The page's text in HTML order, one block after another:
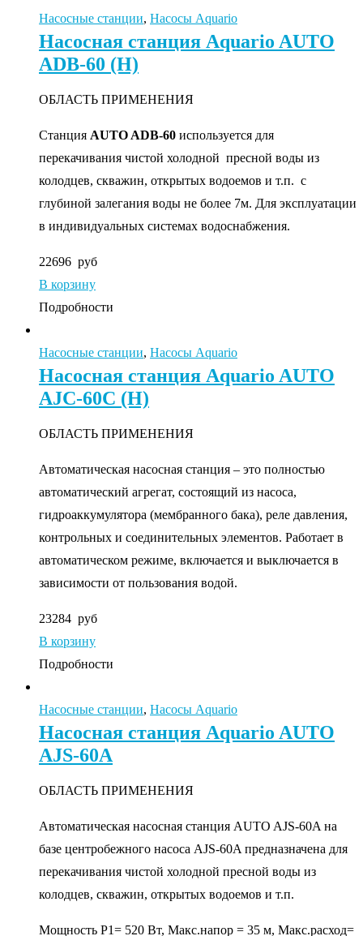
Насосные станции, Насосы Aquario
Насосная станция Aquario AUTO
ADB-60 (Н)
ОБЛАСТЬ ПРИМЕНЕНИЯ
Станция AUTO ADB-60 используется для
перекачивания чистой холодной пресной воды из
колодцев, скважин, открытых водоемов и т.п. с
глубиной залегания воды не более 7м. Для эксплуатации
в индивидуальных системах водоснабжения.
22696 руб
В корзину
Подробности
Насосные станции, Насосы Aquario
Насосная станция Aquario AUTO
AJC-60C (H)
ОБЛАСТЬ ПРИМЕНЕНИЯ
Автоматическая насосная станция – это полностью
автоматический агрегат, состоящий из насоса,
гидроаккумулятора (мембранного бака), реле давления,
контрольных и соединительных элементов. Работает в
автоматическом режиме, включается и выключается в
зависимости от пользования водой.
23284 руб
В корзину
Подробности
Насосные станции, Насосы Aquario
Насосная станция Aquario AUTO
AJS-60A
ОБЛАСТЬ ПРИМЕНЕНИЯ
Автоматическая насосная станция AUTO AJS-60A на
базе центробежного насоса AJS-60A предназначена для
перекачивания чистой холодной пресной воды из
колодцев, скважин, открытых водоемов и т.п.
Мощность P1= 520 Вт, Макс.напор = 35 м, Макс.расход=